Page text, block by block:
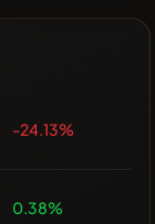
-24.13%
0.38%